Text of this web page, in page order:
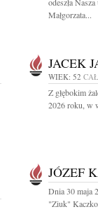
Małgorzata...
JACEK
WIEK: 52
Z głębokim
2026 roku, w
JÓZEF
Dnia 30 maja
"Ziuk"